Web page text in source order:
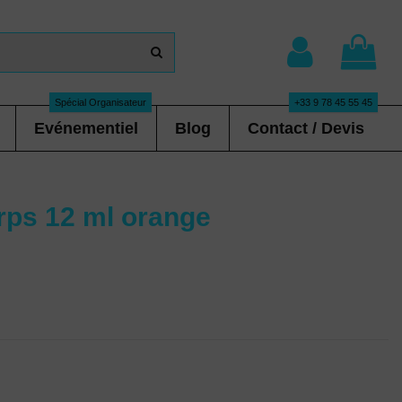
Evénementiel
Spécial Organisateur
Blog Contact / Devis
+33 9 78 45 55 45
12 ml orange